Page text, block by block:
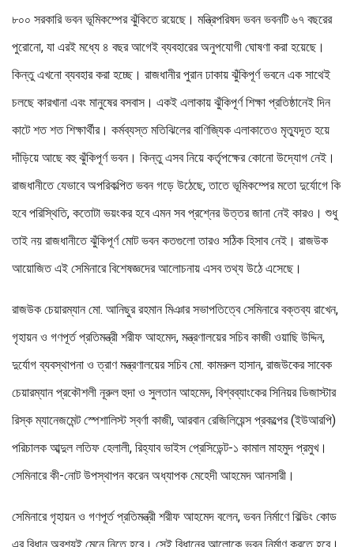
৮০০ সরকারি ভবন ভূমিকম্পের ঝুঁকিতে রয়েছে। মন্ত্রিপরিষদ ভবন ভবনটি ৬৭ বছরের
পুরোনো, যা এরই মধ্যে ৪ বছর আগেই ব্যবহারের অনুপযোগী ঘোষণা করা হয়েছে।
কিন্তু এখনো ব্যবহার করা হচ্ছে। রাজধানীর পুরান ঢাকায় ঝুঁকিপূর্ণ ভবনে এক সাথেই
চলছে কারখানা এবং মানুষের বসবাস। একই এলাকায় ঝুঁকিপূর্ণ শিক্ষা প্রতিষ্ঠানেই দিন
কাটে শত শত শিক্ষার্থীর। কর্মব্যস্ত মতিঝিলের বাণিজ্যিক এলাকাতেও মৃত্যুদূত হয়ে
দাঁড়িয়ে আছে বহু ঝুঁকিপূর্ণ ভবন। কিন্তু এসব নিয়ে কর্তৃপক্ষের কোনো উদ্যোগ নেই।
রাজধানীতে যেভাবে অপরিকল্পিত ভবন গড়ে উঠেছে, তাতে ভূমিকম্পের মতো দুর্যোগে কি
হবে পরিস্থিতি, কতোটা ভয়ংকর হবে এমন সব প্রশ্নের উত্তর জানা নেই কারও। শুধু
তাই নয় রাজধানীতে ঝুঁকিপূর্ণ মোট ভবন কতগুলো তারও সঠিক হিসাব নেই। রাজউক
আয়োজিত এই সেমিনারে বিশেষজ্ঞদের আলোচনায় এসব তথ্য উঠে এসেছে।
রাজউক চেয়ারম্যান মো. আনিছুর রহমান মিঞার সভাপতিত্বে সেমিনারে বক্তব্য রাখেন,
গৃহায়ন ও গণপূর্ত প্রতিমন্ত্রী শরীফ আহমেদ, মন্ত্রণালয়ের সচিব কাজী ওয়াছি উদ্দিন,
দুর্যোগ ব্যবস্থাপনা ও ত্রাণ মন্ত্রণালয়ের সচিব মো. কামরুল হাসান, রাজউকের সাবেক
চেয়ারম্যান প্রকৌশলী নূরুল হুদা ও সুলতান আহমেদ, বিশ্বব্যাংকের সিনিয়র ডিজাস্টার
রিস্ক ম্যানেজমেন্ট স্পেশালিস্ট স্বর্ণা কাজী, আরবান রেজিলিয়েন্স প্রকল্পের (ইউআরপি)
পরিচালক আব্দুল লতিফ হেলালী, রিহ্যাব ভাইস প্রেসিডেন্ট-১ কামাল মাহমুদ প্রমুখ।
সেমিনারে কী-নোট উপস্থাপন করেন অধ্যাপক মেহেদী আহমেদ আনসারী।
সেমিনারে গৃহায়ন ও গণপূর্ত প্রতিমন্ত্রী শরীফ আহমেদ বলেন, ভবন নির্মাণে বিল্ডিং কোড